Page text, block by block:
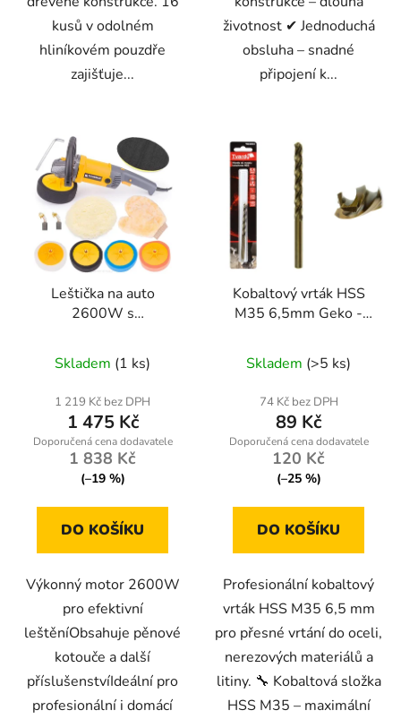
kusů v odolném
hliníkovém pouzdře
zajišťuje...
životnost ✔ Jednoduchá
obsluha – snadné
připojení k...
Leštička na auto
2600W s
2600T-Z5
Skladem (1 ks)
1 219 Kč bez DPH
1 475 Kč
1 838 Kč
(–19 %)
DO KOŠÍKU
Výkonný motor 2600W
pro efektivní
leštěníObsahuje pěnové
kotouče a další
příslušenstvíIdeální pro
profesionální i domácí
Kobaltový vrták HSS
M35 6,5mm Geko -
ocel a nerez
Skladem (>5 ks)
74 Kč bez DPH
89 Kč
120 Kč
(–25 %)
DO KOŠÍKU
Profesionální kobaltový
vrták HSS M35 6,5 mm
pro přesné vrtání do oceli,
nerezových materiálů a
litiny. 🔧 Kobaltová složka
HSS M35 – maximální